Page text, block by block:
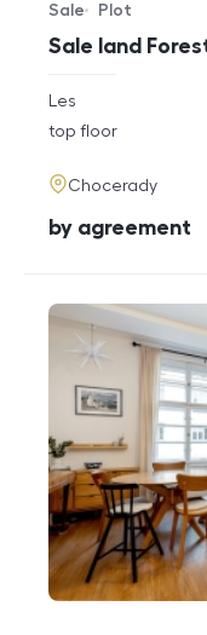
Sale land
Offer type
Sale
Property type
Plot
rozměry
Les
funkce
top floor
adresa
Chocerady
cena
by agreement